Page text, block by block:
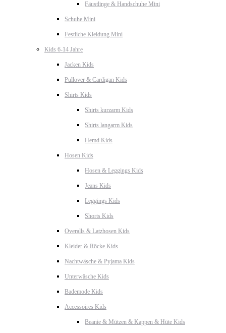
Fäustlinge & Handschuhe Mini
Schuhe Mini
Festliche Kleidung Mini
Kids 6-14 Jahre
Jacken Kids
Pullover & Cardigan Kids
Shirts Kids
Shirts kurzarm Kids
Shirts langarm Kids
Hemd Kids
Hosen Kids
Hosen & Leggings Kids
Jeans Kids
Leggings Kids
Shorts Kids
Overalls & Latzhosen Kids
Kleider & Röcke Kids
Nachtwäsche & Pyjama Kids
Unterwäsche Kids
Bademode Kids
Accessoires Kids
Beanie & Mützen & Kappen & Hüte Kids